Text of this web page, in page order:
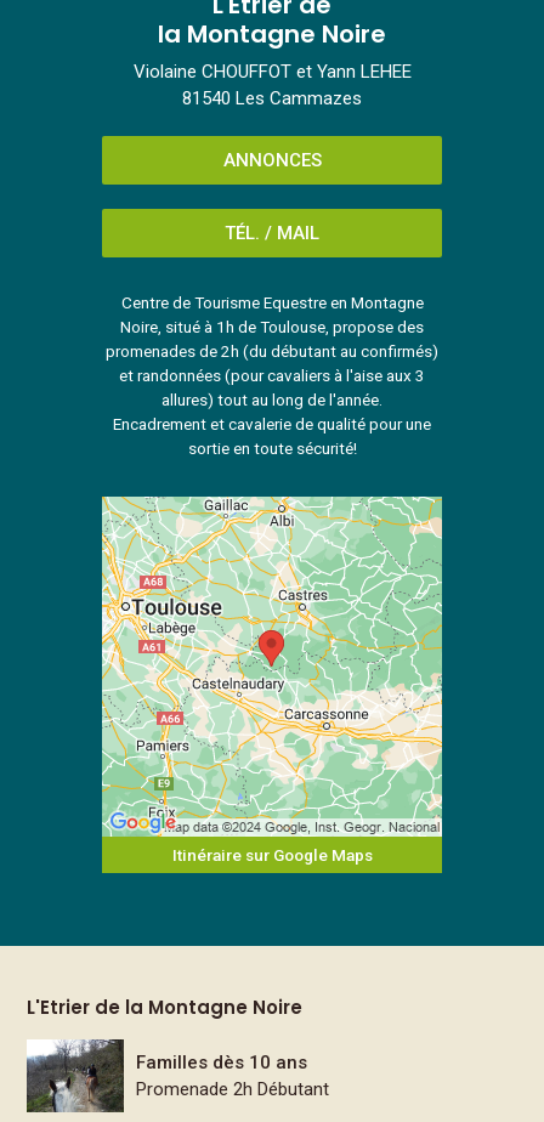
la Montagne Noire
Violaine CHOUFFOT et Yann LEHEE
81540 Les Cammazes
ANNONCES
TÉL. / MAIL
Centre de Tourisme Equestre en Montagne
Noire, situé à 1h de Toulouse, propose des
promenades de 2h (du débutant au confirmés)
et randonnées (pour cavaliers à l'aise aux 3
allures) tout au long de l'année.
Encadrement et cavalerie de qualité pour une
sortie en toute sécurité!
Itinéraire sur Google Maps
L'Etrier de la Montagne Noire
Familles dès 10 ans
Promenade 2h Débutant